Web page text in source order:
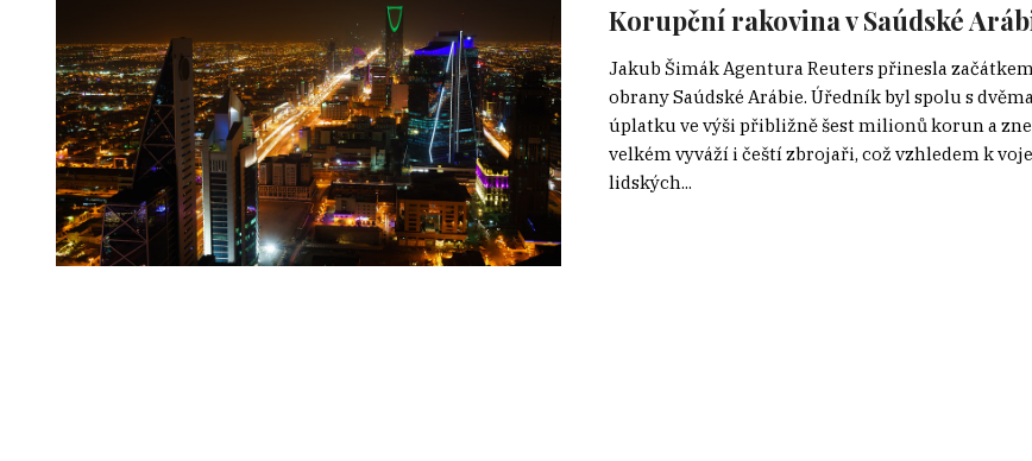
Korupční rakovina v Saúdské
Jakub Šimák Agentura Reuters přinesla
obrany Saúdské Arábie. Úředník byl spolu s
úplatku ve výši přibližně šest milionů korun a
velkém vyváží i čeští zbrojaři, což vzhledem k
lidských...